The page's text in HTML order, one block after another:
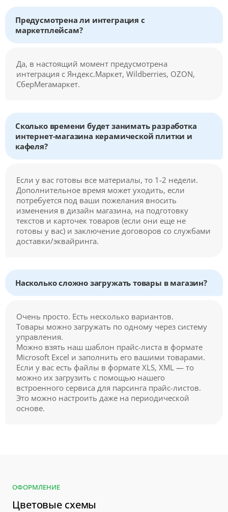
Предусмотрена ли интеграция с
маркетплейсам?
Да, в настоящий момент предусмотрена
интеграция с Яндекс.Маркет, Wildberries, OZON,
СберМегамаркет.
Сколько времени будет занимать разработка
интернет-магазина керамической плитки и
кафеля?
Если у вас готовы все материалы, то 1-2 недели.
Дополнительное время может уходить, если
потребуется под ваши пожелания вносить
изменения в дизайн магазина, на подготовку
текстов и карточек товаров (если они еще не
готовы у вас) и заключение договоров со службами
доставки/эквайринга.
Насколько сложно загружать товары в магазин?
Очень просто. Есть несколько вариантов.
Товары можно загружать по одному через систему
управления.
Можно взять наш шаблон прайс-листа в формате
Microsoft Excel и заполнить его вашими товарами.
Если у вас есть файлы в формате XLS, XML — то
можно их загрузить с помощью нашего
встроенного сервиса для парсинга прайс-листов.
Это можно настроить даже на периодической
основе.
ОФОРМЛЕНИЕ
Цветовые схемы